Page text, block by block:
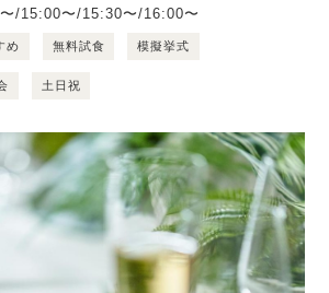
/15:00〜/15:30〜/16:00〜
め 無料試食 模擬挙式
土日祝